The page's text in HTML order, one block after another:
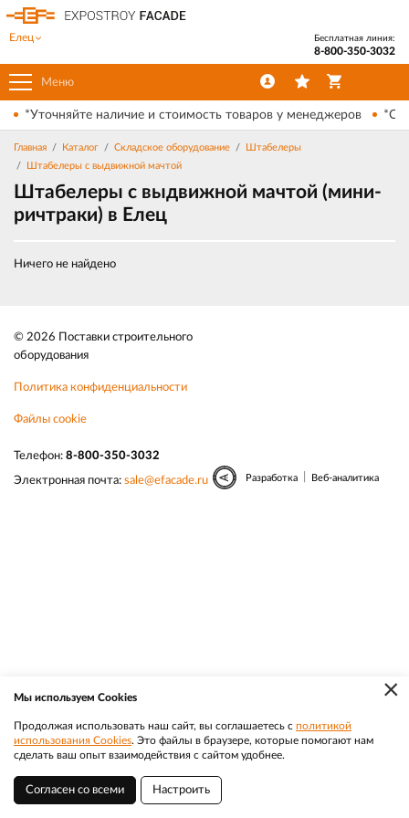
Меню
Елец Бесплатная линия:
8-800-350-3032
*Уточняйте наличие и стоимость товаров у менеджеров
Главная Каталог Складское оборудование
Штабелеры
Штабелеры с выдвижной мачтой
Штабелеры с выдвижной мачтой (мини-
ричтраки) в Елец
Ничего не найдено
© 2026 Поставки строительного
оборудования
Политика конфиденциальности
Файлы cookie
Телефон: 8-800-350-3032
Электронная почта: sale@efacade.ru Разработка Веб-аналитика
×
Мы используем Cookies
Продолжая использовать наш сайт, вы соглашаетесь с политикой
использования Cookies. Это файлы в браузере, которые помогают нам
сделать ваш опыт взаимодействия с сайтом удобнее.
Согласен со всеми Настроить